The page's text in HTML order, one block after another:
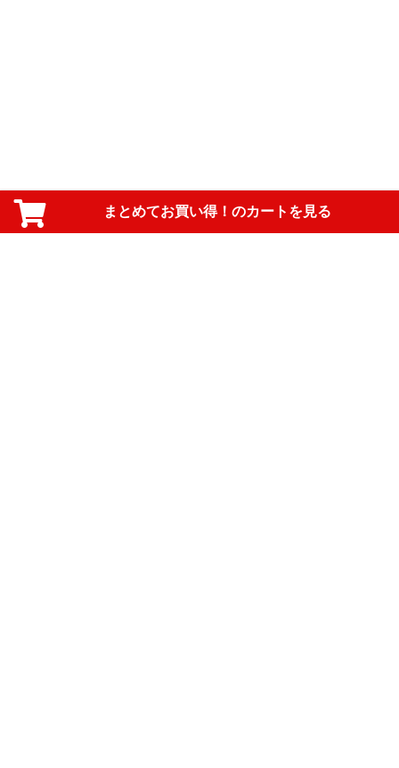
まとめてお買い得！のカートを見る